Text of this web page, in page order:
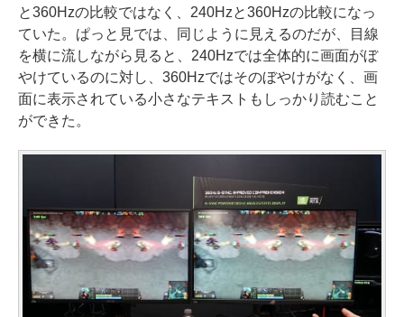
と360Hzの比較ではなく、240Hzと360Hzの比較になっ
ていた。ぱっと見では、同じように見えるのだが、目線
を横に流しながら見ると、240Hzでは全体的に画面がぼ
やけているのに対し、360Hzではそのぼやけがなく、画
面に表示されている小さなテキストもしっかり読むこと
ができた。